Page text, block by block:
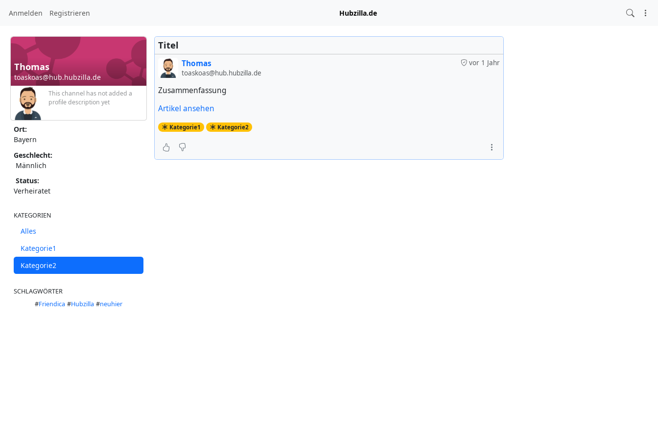
Anmelden Registrieren Hubzilla.de
Thomas
toaskoas@hub.hubzilla.de
This channel has not added a
profile description yet
Ort:
Bayern
Geschlecht:
Männlich
Status:
Verheiratet
KATEGORIEN
Alles
Kategorie1
Kategorie2
SCHLAGWÖRTER
#Friendica #Hubzilla #neuhier
Titel
vor 1 Jahr
Thomas
toaskoas@hub.hubzilla.de
Zusammenfassung
Artikel ansehen
Kategorie1 Kategorie2